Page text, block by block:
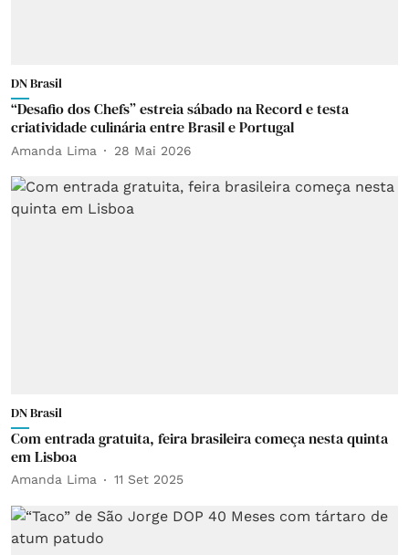
DN Brasil
“Desafio dos Chefs” estreia sábado na Record e testa
criatividade culinária entre Brasil e Portugal
Amanda Lima 28 Mai 2026
DN Brasil
Com entrada gratuita, feira brasileira começa nesta quinta
em Lisboa
Amanda Lima 11 Set 2025